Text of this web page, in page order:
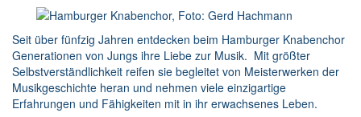
Seit über fünfzig Jahren entdecken beim Hamburger Knabenchor
Generationen von Jungs ihre Liebe zur Musik. Mit größter
Selbstverständlichkeit reifen sie begleitet von Meisterwerken der
Musikgeschichte heran und nehmen viele einzigartige
Erfahrungen und Fähigkeiten mit in ihr erwachsenes Leben.